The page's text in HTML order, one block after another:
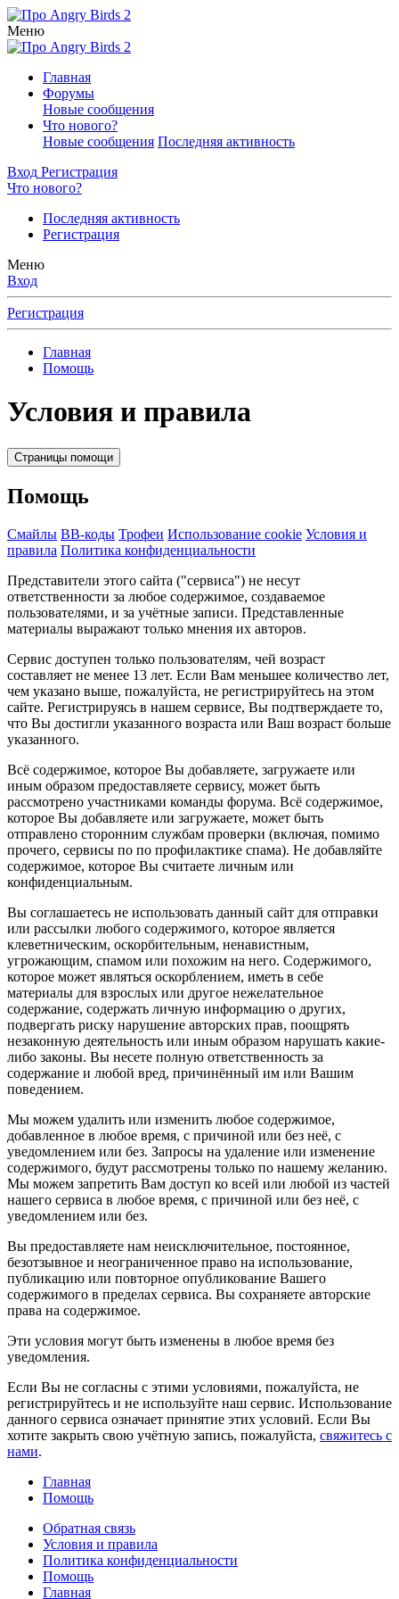
Меню
Главная
Форумы
Новые сообщения
Что нового?
Новые сообщения Последняя активность
Вход Регистрация
Что нового?
Последняя активность
Регистрация
Меню
Вход
Регистрация
Главная
Помощь
Условия и правила
Страницы помощи
Помощь
Смайлы BB-коды Трофеи Использование cookie Условия и
правила Политика конфиденциальности
Представители этого сайта ("сервиса") не несут
ответственности за любое содержимое, создаваемое
пользователями, и за учётные записи. Представленные
материалы выражают только мнения их авторов.
Сервис доступен только пользователям, чей возраст
составляет не менее 13 лет. Если Вам меньшее количество лет,
чем указано выше, пожалуйста, не регистрируйтесь на этом
сайте. Регистрируясь в нашем сервисе, Вы подтверждаете то,
что Вы достигли указанного возраста или Ваш возраст больше
указанного.
Всё содержимое, которое Вы добавляете, загружаете или
иным образом предоставляете сервису, может быть
рассмотрено участниками команды форума. Всё содержимое,
которое Вы добавляете или загружаете, может быть
отправлено сторонним службам проверки (включая, помимо
прочего, сервисы по по профилактике спама). Не добавляйте
содержимое, которое Вы считаете личным или
конфиденциальным.
Вы соглашаетесь не использовать данный сайт для отправки
или рассылки любого содержимого, которое является
клеветническим, оскорбительным, ненавистным,
угрожающим, спамом или похожим на него. Содержимого,
которое может являться оскорблением, иметь в себе
материалы для взрослых или другое нежелательное
содержание, содержать личную информацию о других,
подвергать риску нарушение авторских прав, поощрять
незаконную деятельность или иным образом нарушать какие-
либо законы. Вы несете полную ответственность за
содержание и любой вред, причинённый им или Вашим
поведением.
Мы можем удалить или изменить любое содержимое,
добавленное в любое время, с причиной или без неё, с
уведомлением или без. Запросы на удаление или изменение
содержимого, будут рассмотрены только по нашему желанию.
Мы можем запретить Вам доступ ко всей или любой из частей
нашего сервиса в любое время, с причиной или без неё, с
уведомлением или без.
Вы предоставляете нам неисключительное, постоянное,
безотзывное и неограниченное право на использование,
публикацию или повторное опубликование Вашего
содержимого в пределах сервиса. Вы сохраняете авторские
права на содержимое.
Эти условия могут быть изменены в любое время без
уведомления.
Если Вы не согласны с этими условиями, пожалуйста, не
регистрируйтесь и не используйте наш сервис. Использование
данного сервиса означает принятие этих условий. Если Вы
хотите закрыть свою учётную запись, пожалуйста, свяжитесь с
нами.
Главная
Помощь
Обратная связь
Условия и правила
Политика конфиденциальности
Помощь
Главная